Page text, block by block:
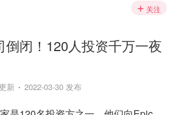
关注
倒闭！120人投资千万一夜
新 2022-03-30 发布